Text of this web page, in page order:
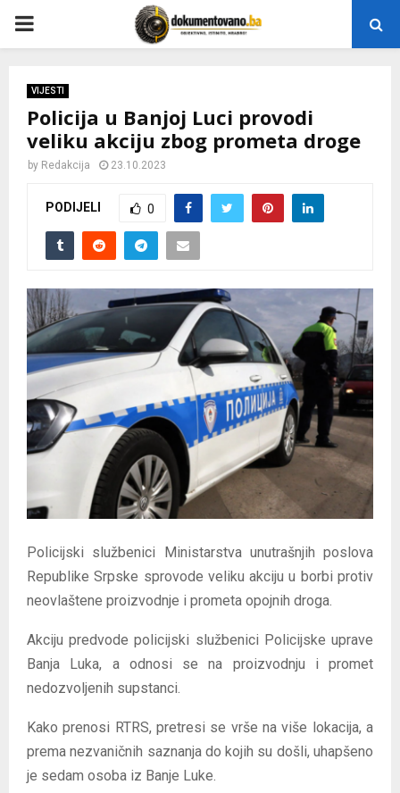
P
M
Y
M
E
N
U
VIJESTI
Policija u Banjoj Luci provodi
veliku akciju zbog prometa droge
by Redakcija 23.10.2023
PODIJELI 0
Policijski službenici Ministarstva unutrašnjih poslova
Republike Srpske sprovode veliku akciju u borbi protiv
neovlaštene proizvodnje i prometa opojnih droga.
Akciju predvode policijski službenici Policijske uprave
Banja Luka, a odnosi se na proizvodnju i promet
nedozvoljenih supstanci.
Kako prenosi RTRS, pretresi se vrše na više lokacija, a
prema nezvaničnih saznanja do kojih su došli, uhapšeno
je sedam osoba iz Banje Luke.